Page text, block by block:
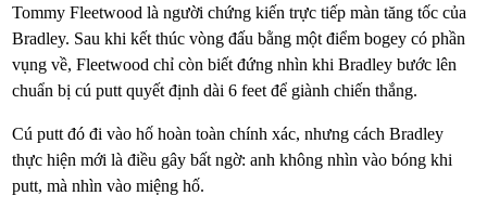
Tommy Fleetwood là người chứng kiến trực tiếp màn tăng tốc của
Bradley. Sau khi kết thúc vòng đấu bằng một điểm bogey có phần
vụng về, Fleetwood chỉ còn biết đứng nhìn khi Bradley bước lên
chuẩn bị cú putt quyết định dài 6 feet để giành chiến thắng.
Cú putt đó đi vào hố hoàn toàn chính xác, nhưng cách Bradley
thực hiện mới là điều gây bất ngờ: anh không nhìn vào bóng khi
putt, mà nhìn vào miệng hố.